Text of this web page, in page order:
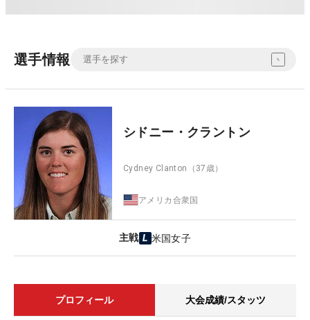
選手情報
シドニー・クラントン
Cydney Clanton （37歳）
アメリカ合衆国
主戦 米国女子
プロフィール 大会成績/スタッツ